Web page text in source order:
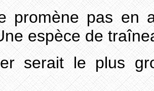
promène pas en
espèce de
serait le plus